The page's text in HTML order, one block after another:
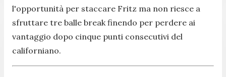
l'opportunità per staccare Fritz ma non riesce a
sfruttare tre balle break finendo per perdere ai
vantaggio dopo cinque punti consecutivi del
californiano.